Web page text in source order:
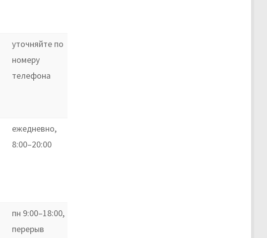
уточняйте по
номеру
телефона
ежедневно,
8:00–20:00
пн 9:00–18:00,
перерыв